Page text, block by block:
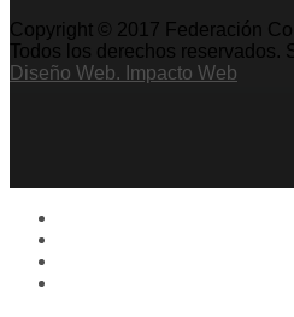
Copyright © 2017 Federación
Todos los derechos reservados.
Diseño Web. Impacto Web